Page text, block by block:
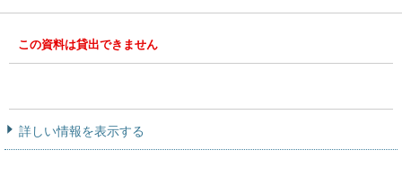
この資料は貸出できません
詳しい情報を表示する